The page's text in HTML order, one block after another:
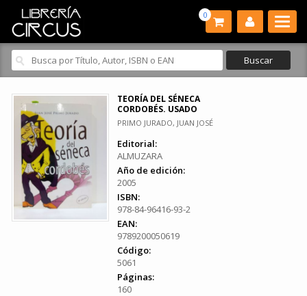
0
TEORÍA DEL SÉNECA
CORDOBÉS. USADO
PRIMO JURADO, JUAN JOSÉ
Editorial:
ALMUZARA
Año de edición:
2005
ISBN:
978-84-96416-93-2
EAN:
9789200050619
Código:
5061
Páginas:
160